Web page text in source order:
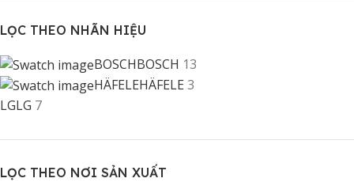
LỌC THEO NHÃN HIỆU
BOSCHBOSCH 13
HÄFELEHÄFELE 3
LGLG 7
LỌC THEO NƠI SẢN XUẤT